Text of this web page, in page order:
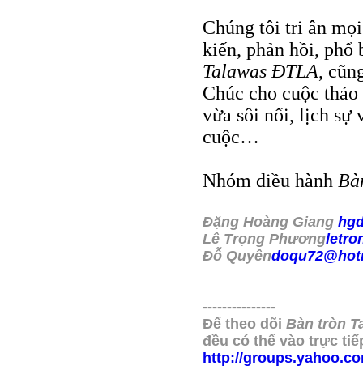
Chúng tôi tri ân
kiến, phản hồi, phổ
Talawas ÐTLA,
Chúc cho cuộc
vừa sôi nổi, lịch sự
cuộc…
Nhóm điều hành
Ðặng Hoàng Giang
Lê Trọng Phương
Ðỗ Quyên
---------------
Ðể theo dõi Bàn tròn
đều có thể vào trực
http://